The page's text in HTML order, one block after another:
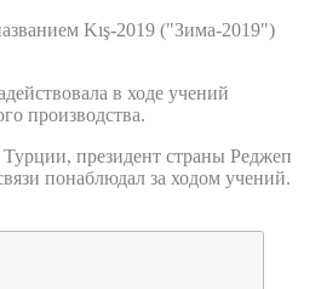
Kış-2019 ("Зима-2019")
в ходе учений
производства.
президент страны Реджеп
понаблюдал за ходом учений.